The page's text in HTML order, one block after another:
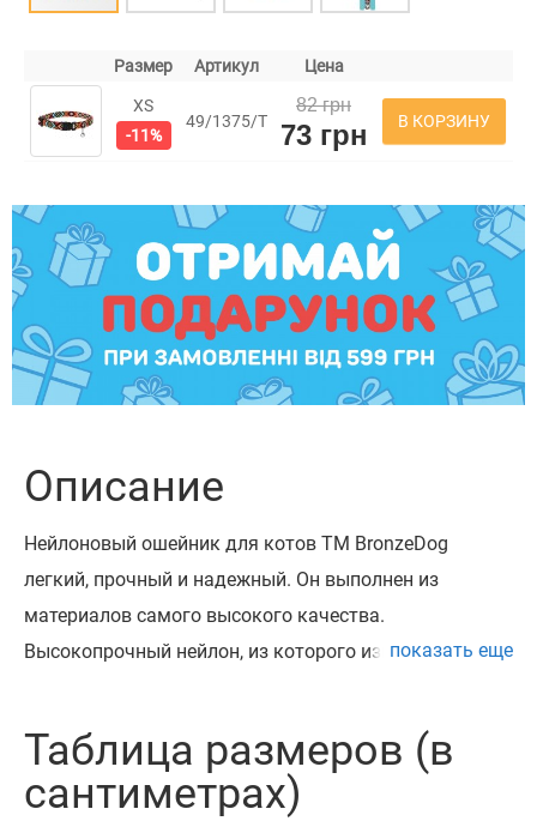
Размер Артикул Цена
XS
-11%
49/1375/Т
82 грн
73 грн В КОРЗИНУ
Описание
Нейлоновый ошейник для котов ТМ BronzeDog
легкий, прочный и надежный. Он выполнен из
материалов самого высокого качества.
Высокопрочный нейлон, из которого изготовлен
Ошейник укомплектован пластиковой пряжкой,
которая раскрывается при натяжении и резинкой,
показать еще
Таблица размеров (в
сантиметрах)